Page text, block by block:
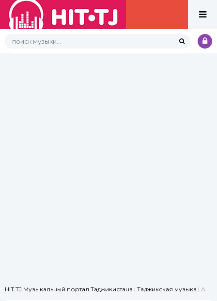
HIT.TJ Музыкальный портал Таджикистана | Таджикская музыка | АЗИЗХОНИ РИЗО -БЕХТАРИН МОДАР